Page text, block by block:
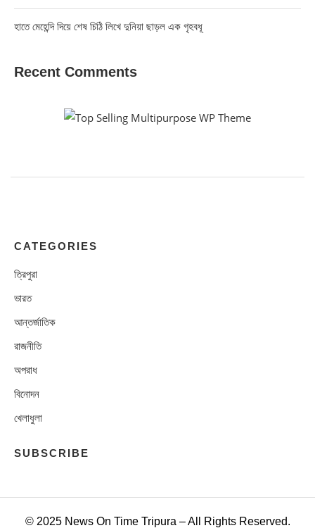
হাতে মেহেন্দি দিয়ে শেষ চিঠি লিখে দুনিয়া ছাড়ল এক গৃহবধূ
Recent Comments
CATEGORIES
ত্রিপুরা
ভারত
আন্তর্জাতিক
রাজনীতি
অপরাধ
বিনোদন
খেলাধুলা
SUBSCRIBE
© 2025 News On Time Tripura – All Rights Reserved.